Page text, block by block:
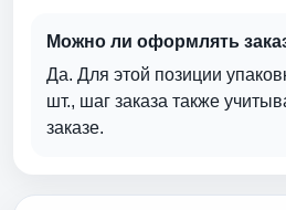
Можно ли оформлять
Да. Для этой позиции
шт., шаг заказа также
заказе.